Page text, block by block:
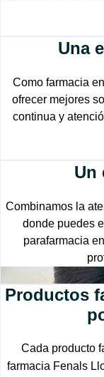
Una
Como farmacia
ofrecer mejores
continua y
Un
Combinamos la
donde puedes
parafarmacia
Productos
Cada producto
farmacia Fenals